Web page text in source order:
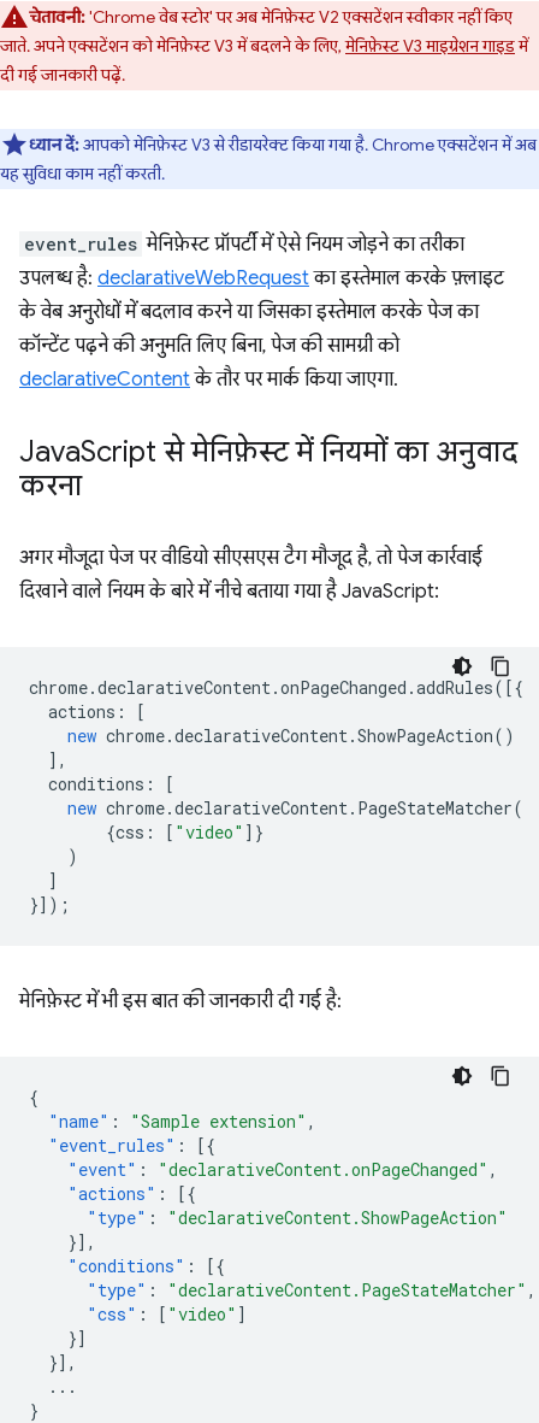
चेतावनी:'Chrome वेब स्टोर' पर अब मेनिफ़ेस्ट V2 एक्सटेंशन स्वीकार नहीं किए
जाते. अपने एक्सटेंशन को मेनिफ़ेस्ट V3 में बदलने के लिए,मेनिफ़ेस्ट V3 माइग्रेशन गाइडमें
दी गई जानकारी पढ़ें.
ध्यान दें:आपको मेनिफ़ेस्ट V3 से रीडायरेक्ट किया गया है. Chrome एक्सटेंशन में अब
यह सुविधा काम नहीं करती.
event_rules मेनिफ़ेस्ट प्रॉपर्टी में ऐसे नियम जोड़ने का तरीका
उपलब्ध है: declarativeWebRequestका इस्तेमाल करके फ़्लाइट
के वेब अनुरोधों में बदलाव करने या जिसका इस्तेमाल करके पेज का
कॉन्टेंट पढ़ने की अनुमति लिए बिना, पेज की सामग्री को
declarativeContentके तौर पर मार्क किया जाएगा.
JavaScript से मेनिफ़ेस्ट में नियमों का अनुवाद
करना
अगर मौजूदा पेज पर वीडियो सीएसएस टैग मौजूद है, तो पेज कार्रवाई
दिखाने वाले नियम के बारे में नीचे बताया गया है JavaScript:
chrome.declarativeContent.onPageChanged .addRules([{
actions :
[
new chrome.declarativeContent.ShowPageAction()
],
conditions :
[
new chrome.declarativeContent. PageStateMatcher(
{css : [ "video" ]}
)
]
}]);
मेनिफ़ेस्ट में भी इस बात की जानकारी दी गई है:
{
"name" : "Sample extension" ,
"event_rules" :
[{
"event" : "declarativeContent.onPageChanged" ,
"actions" :
[{
"type" :
"declarativeContent.ShowPageAction"
}],
"conditions" :
[{
"type" : "declarativeContent.PageStateMatcher" ,
"css" : [ "video" ]
}]
}],
...
}